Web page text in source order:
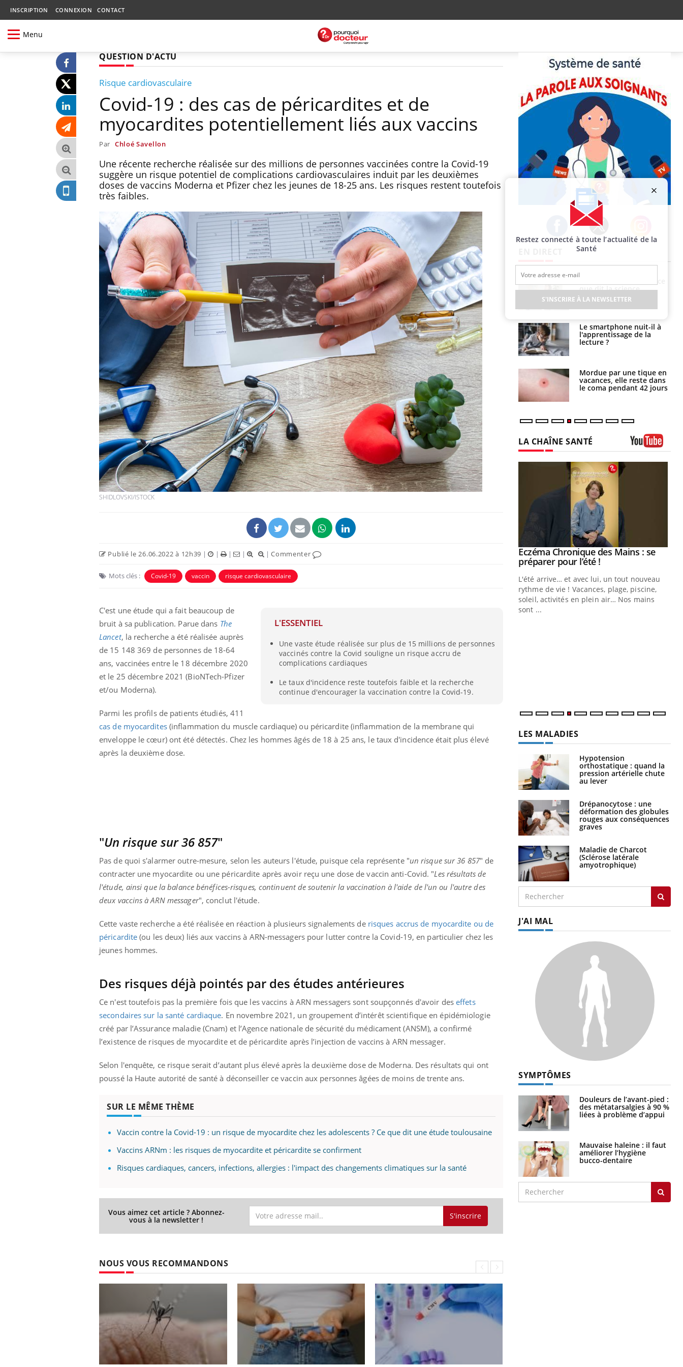
INSCRIPTION CONNEXION CONTACT
Menu
QUESTION D'ACTU
Risque cardiovasculaire
Covid-19 : des cas de péricardites et de
myocardites potentiellement liés aux vaccins
Par Chloé Savellon
Une récente recherche réalisée sur des millions de personnes vaccinées contre la Covid-19
suggère un risque potentiel de complications cardiovasculaires induit par les deuxièmes
doses de vaccins Moderna et Pfizer chez les jeunes de 18-25 ans. Les risques restent toutefois
très faibles.
SHIDLOVSKI/ISTOCK
Publié le 26.06.2022 à 12h39 | | | | |Commenter
Mots clés : Covid-19 vaccin risque cardiovasculaire
L'ESSENTIEL
Une vaste étude réalisée sur plus de 15 millions de personnes
vaccinés contre la Covid souligne un risque accru de
complications cardiaques
Le taux d'incidence reste toutefois faible et la recherche
continue d'encourager la vaccination contre la Covid-19.
C'est une étude qui a fait beaucoup de
bruit à sa publication. Parue dans The
Lancet, la recherche a été réalisée auprès
de 15 148 369 de personnes de 18-64
ans, vaccinées entre le 18 décembre 2020
et le 25 décembre 2021 (BioNTech-Pfizer
et/ou Moderna).
Parmi les profils de patients étudiés, 411
cas de myocardites(inflammation du muscle cardiaque) ou péricardite (inflammation de la membrane qui
enveloppe le cœur) ont été détectés. Chez les hommes âgés de 18 à 25 ans, le taux d'incidence était plus élevé
après la deuxième dose.
"Un risque sur 36 857"
Pas de quoi s'alarmer outre-mesure, selon les auteurs l'étude, puisque cela représente "un risque sur 36 857" de
contracter une myocardite ou une péricardite après avoir reçu une dose de vaccin anti-Covid. "Les résultats de
l'étude, ainsi que la balance bénéfices-risques, continuent de soutenir la vaccination à l'aide de l'un ou l'autre des
deux vaccins à ARN messager", conclut l'étude.
Cette vaste recherche a été réalisée en réaction à plusieurs signalements de risques accrus de myocardite ou de
péricardite (ou les deux) liés aux vaccins à ARN-messagers pour lutter contre la Covid-19, en particulier chez les
jeunes hommes.
Des risques déjà pointés par des études antérieures
Ce n'est toutefois pas la première fois que les vaccins à ARN messagers sont soupçonnés d'avoir des effets
secondaires sur la santé cardiaque. En novembre 2021, un groupement d’intérêt scientifique en épidémiologie
créé par l’Assurance maladie (Cnam) et l’Agence nationale de sécurité du médicament (ANSM), a confirmé
l’existence de risques de myocardite et de péricardite après l’injection de vaccins à ARN messager.
Selon l'enquête, ce risque serait d’autant plus élevé après la deuxième dose de Moderna. Des résultats qui ont
poussé la Haute autorité de santé à déconseiller ce vaccin aux personnes âgées de moins de trente ans.
SUR LE MÊME THÈME
Vaccin contre la Covid-19 : un risque de myocardite chez les adolescents ? Ce que dit une étude toulousaine
Vaccins ARNm : les risques de myocardite et péricardite se confirment
Risques cardiaques, cancers, infections, allergies : l'impact des changements climatiques sur la santé
Vous aimez cet article ? Abonnez-
vous à la newsletter ! S'inscrire
NOUS VOUS RECOMMANDONS
Facebook Twitter Instagram
Chikungunya, dengue,
West Nile : que se passe-
t-il dans le sud de la
France ?
Les médicaments GLP-1
protègent-ils aussi les os
Cytomégalovirus : ce qui
change dans la prise en
charge des femmes
enceintes
La sieste empêche-t-elle
de dormir la nuit ?
VIH : la fin du comprimé
tous les jours se profile-t-
Pourquoi votre ventre
gâche-t-il les premiers
jours de vos vacances ?
Fortes chaleurs :
pourquoi le risque de
noyade grimpe-t-il ?
Le Viagra pourrait-il
freiner la propagation du
cancer ?
Pourquoi manger moins
de protéines pourrait
finalement être bénéfique
que dit la science
Le smartphone nuit-il à
l'apprentissage de la
lecture ?
Mordue par une tique en
vacances, elle reste dans
le coma pendant 42 jours
LA CHAÎNE SANTÉ
Eczéma Chronique des Mains :
Il y a des sujets qui sont faciles à aborder...
Youtube
Carence en fer : comprendre pour
prévenir Youtube
Fatigue, irritabilité, brouillard mental ou
...
Youtube
Eczéma Chronique des Mains : se
préparer pour l’été !Youtube
L'été arrive… et avec lui, un tout nouveau
rythme de vie ! Vacances, plage, piscine,
soleil, activités en plein air… Nos mains
sont ...
LES MALADIES
Hypotension
orthostatique : quand la
pression artérielle chute
au lever
Drépanocytose : une
déformation des globules
rouges aux conséquences
graves
Maladie de Charcot
(Sclérose latérale
amyotrophique)
J'AI MAL
SYMPTÔMES
Douleurs de l’avant-pied :
des métatarsalgies à 90 %
liées à problème d’appui
Mauvaise haleine : il faut
améliorer l’hygiène
bucco-dentaire
Restez connecté à toute l’actualité de la
Santé
S'INSCRIRE À LA NEWSLETTER